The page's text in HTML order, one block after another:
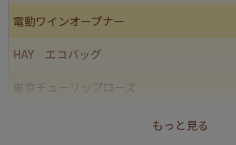
電動ワインオープナー
HAY エコバッグ
東京チューリップローズ
Danlow パロサント スティックもっと見る